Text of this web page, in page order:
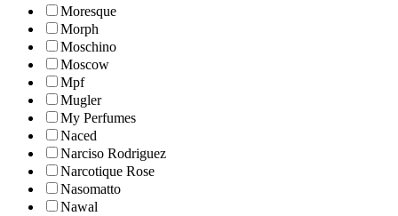
Moresque
Morph
Moschino
Moscow
Mpf
Mugler
My Perfumes
Naced
Narciso Rodriguez
Narcotique Rose
Nasomatto
Nawal